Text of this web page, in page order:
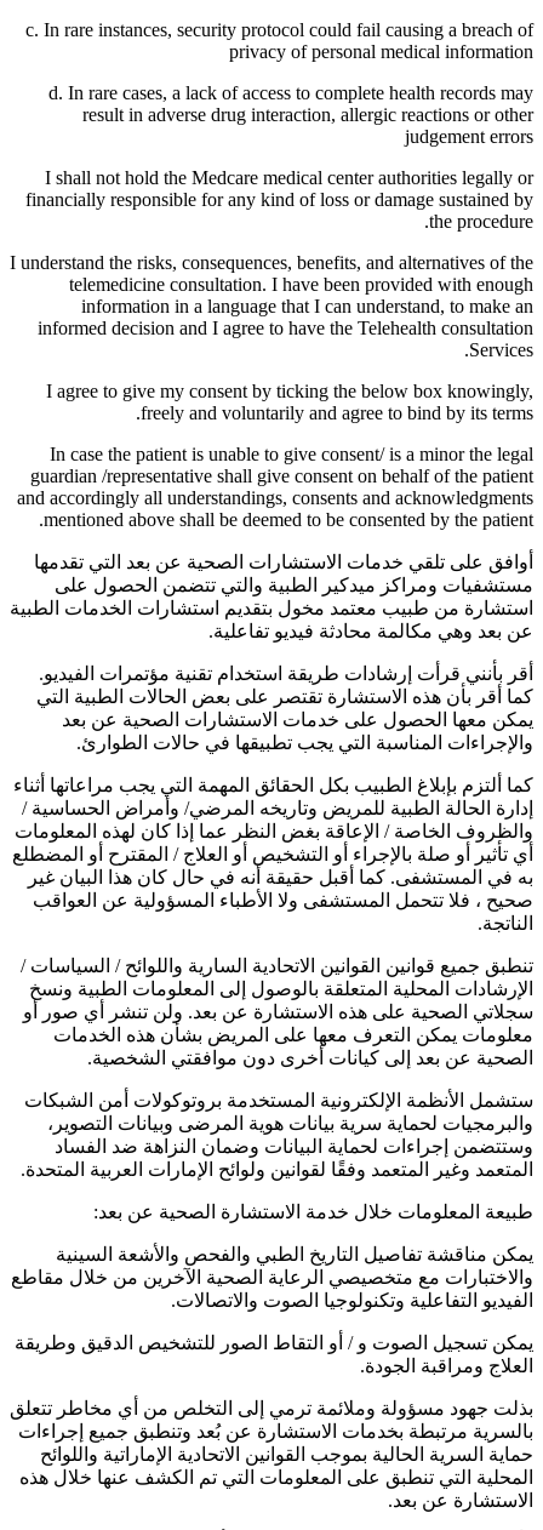
c. In rare instances, security protocol could fail causing a breach of
privacy of personal medical information
d. In rare cases, a lack of access to complete health records may
result in adverse drug interaction, allergic reactions or other
judgement errors
I shall not hold the Medcare medical center authorities legally or
financially responsible for any kind of loss or damage sustained by
the procedure.
I understand the risks, consequences, benefits, and alternatives of the
telemedicine consultation. I have been provided with enough
information in a language that I can understand, to make an
informed decision and I agree to have the Telehealth consultation
Services.
I agree to give my consent by ticking the below box knowingly,
freely and voluntarily and agree to bind by its terms.
In case the patient is unable to give consent/ is a minor the legal
guardian /representative shall give consent on behalf of the patient
and accordingly all understandings, consents and acknowledgments
mentioned above shall be deemed to be consented by the patient.
أوافق على تلقي خدمات الاستشارات الصحية عن بعد التي تقدمها
مستشفيات ومراكز ميدكير الطبية والتي تتضمن الحصول على
استشارة من طبيب معتمد مخول بتقديم استشارات الخدمات الطبية
عن بعد وهي مكالمة محادثة فيديو تفاعلية.
أقر بأنني قرأت إرشادات طريقة استخدام تقنية مؤتمرات الفيديو.
كما أقر بأن هذه الاستشارة تقتصر على بعض الحالات الطبية التي
يمكن معها الحصول على خدمات الاستشارات الصحية عن بعد
والإجراءات المناسبة التي يجب تطبيقها في حالات الطوارئ.
كما ألتزم بإبلاغ الطبيب بكل الحقائق المهمة التي يجب مراعاتها أثناء
إدارة الحالة الطبية للمريض وتاريخه المرضي/ وأمراض الحساسية /
والظروف الخاصة / الإعاقة بغض النظر عما إذا كان لهذه المعلومات
أي تأثير أو صلة بالإجراء أو التشخيص أو العلاج / المقترح أو المضطلع
به في المستشفى. كما أقبل حقيقة أنه في حال كان هذا البيان غير
صحيح ، فلا تتحمل المستشفى ولا الأطباء المسؤولية عن العواقب
الناتجة.
تنطبق جميع قوانين القوانين الاتحادية السارية واللوائح / السياسات /
الإرشادات المحلية المتعلقة بالوصول إلى المعلومات الطبية ونسخ
سجلاتي الصحية على هذه الاستشارة عن بعد. ولن تنشر أي صور أو
معلومات يمكن التعرف معها على المريض بشأن هذه الخدمات
الصحية عن بعد إلى كيانات أخرى دون موافقتي الشخصية.
ستشمل الأنظمة الإلكترونية المستخدمة بروتوكولات أمن الشبكات
والبرمجيات لحماية سرية بيانات هوية المرضى وبيانات التصوير،
وستتضمن إجراءات لحماية البيانات وضمان النزاهة ضد الفساد
المتعمد وغير المتعمد وفقًا لقوانين ولوائح الإمارات العربية المتحدة.
طبيعة المعلومات خلال خدمة الاستشارة الصحية عن بعد:
يمكن مناقشة تفاصيل التاريخ الطبي والفحص والأشعة السينية
والاختبارات مع متخصيصي الرعاية الصحية الآخرين من خلال مقاطع
الفيديو التفاعلية وتكنولوجيا الصوت والاتصالات.
يمكن تسجيل الصوت و / أو التقاط الصور للتشخيص الدقيق وطريقة
العلاج ومراقبة الجودة.
بذلت جهود مسؤولة وملائمة ترمي إلى التخلص من أي مخاطر تتعلق
بالسرية مرتبطة بخدمات الاستشارة عن بُعد وتنطبق جميع إجراءات
حماية السرية الحالية بموجب القوانين الاتحادية الإماراتية واللوائح
المحلية التي تنطبق على المعلومات التي تم الكشف عنها خلال هذه
الاستشارة عن بعد.